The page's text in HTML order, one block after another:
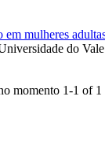
em mulheres
do
momento 1-1 of 1